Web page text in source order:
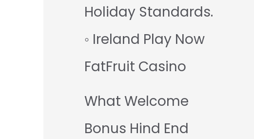
Holiday Standards.
◦ Ireland Play Now
FatFruit Casino
What Welcome
Bonus Hind End